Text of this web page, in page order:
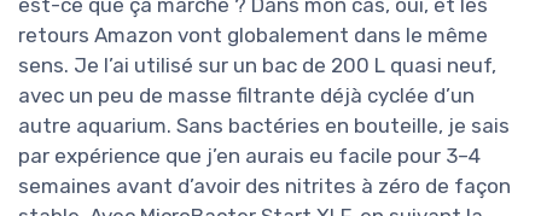
retours Amazon vont globalement dans le même
sens. Je l’ai utilisé sur un bac de 200 L quasi neuf,
avec un peu de masse filtrante déjà cyclée d’un
autre aquarium. Sans bactéries en bouteille, je sais
par expérience que j’en aurais eu facile pour 3–4
semaines avant d’avoir des nitrites à zéro de façon